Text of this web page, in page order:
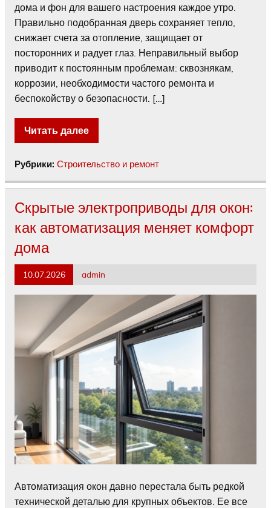
дома и фон для вашего настроения каждое утро.
Правильно подобранная дверь сохраняет тепло,
снижает счета за отопление, защищает от
посторонних и радует глаз. Неправильный выбор
приводит к постоянным проблемам: сквознякам,
коррозии, необходимости частого ремонта и
беспокойству о безопасности. […]
Читать далее
Рубрики: Строительство и ремонт
Скрытые электроприводы для окон:
как автоматизация меняет комфорт
дома
10.07.2026 admin
Автоматизация окон давно перестала быть редкой
технической деталью для крупных объектов. Ее все